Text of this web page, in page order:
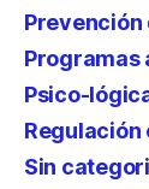
Prevención
Programas
Psico-
Regulación
Sin